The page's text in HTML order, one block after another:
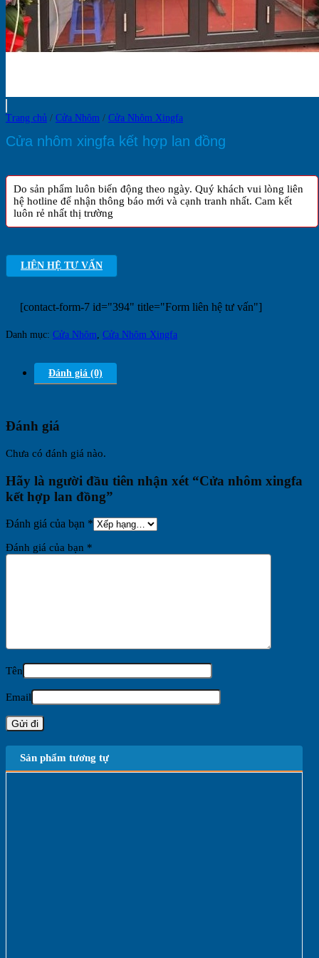
Trang chủ / Cửa Nhôm / Cửa Nhôm Xingfa
Cửa nhôm xingfa kết hợp lan đồng
Do sản phẩm luôn biến động theo ngày. Quý khách vui lòng liên
hệ hotline để nhận thông báo mới và cạnh tranh nhất. Cam kết
luôn rẻ nhất thị trường
LIÊN HỆ TƯ VẤN
[contact-form-7 id="394" title="Form liên hệ tư vấn"]
Danh mục: Cửa Nhôm, Cửa Nhôm Xingfa
Đánh giá (0)
Đánh giá
Chưa có đánh giá nào.
Hãy là người đầu tiên nhận xét “Cửa nhôm xingfa
kết hợp lan đồng”
Đánh giá của bạn *
Đánh giá của bạn *
Tên
Email
Sản phẩm tương tự